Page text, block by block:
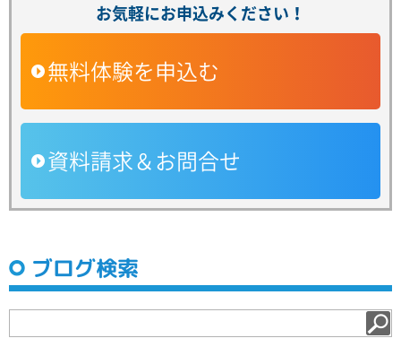
お気軽にお申込みください！
無料体験を申込む
資料請求＆お問合せ
ブログ検索